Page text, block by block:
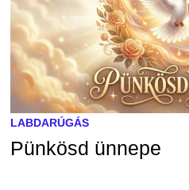
LABDARÚGÁS
Pünkösd ünnepe